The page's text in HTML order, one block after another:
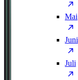
Mai
Juni
Juli